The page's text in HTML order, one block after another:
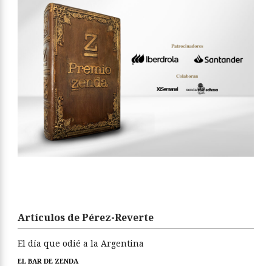
Artículos de Pérez-Reverte
El día que odié a la Argentina
EL BAR DE ZENDA